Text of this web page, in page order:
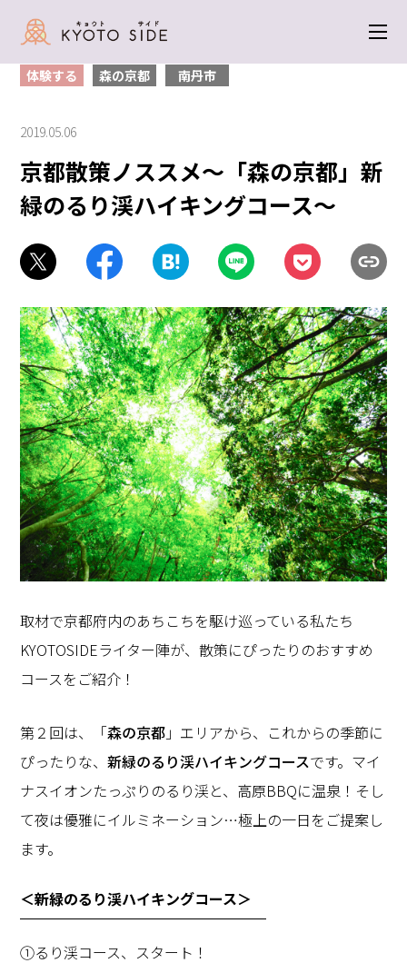
キングコース〜
体験する 森の京都 南丹市
2019.05.06
京都散策ノススメ〜「森の京都」新
緑のるり渓ハイキングコース〜
取材で京都府内のあちこちを駆け巡っている私たち
KYOTOSIDEライター陣が、散策にぴったりのおすすめ
コースをご紹介！
第２回は、「森の京都 」エリアから、これからの季節に
ぴったりな、新緑のるり渓ハイキングコースです。マイ
ナスイオンたっぷりのるり渓と、高原BBQに温泉！そし
て夜は優雅にイルミネーション…極上の一日をご提案し
ます。
＜新緑のるり渓ハイキングコース＞
①るり渓コース、スタート！